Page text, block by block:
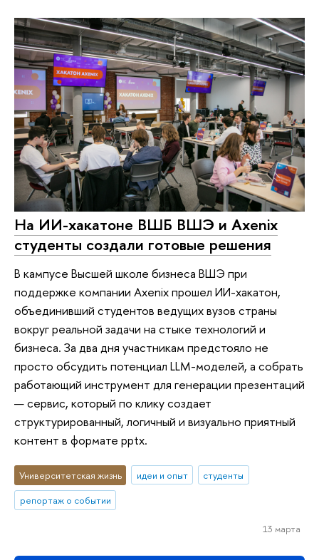
На ИИ-хакатоне ВШБ ВШЭ и Axenix
студенты создали готовые решения
В кампусе Высшей школе бизнеса ВШЭ при
поддержке компании Axenix прошел ИИ-хакатон,
объединивший студентов ведущих вузов страны
вокруг реальной задачи на стыке технологий и
бизнеса. За два дня участникам предстояло не
просто обсудить потенциал LLM-моделей, а собрать
работающий инструмент для генерации презентаций
— сервис, который по клику создает
структурированный, логичный и визуально приятный
контент в формате pptx.
Университетская жизнь идеи и опыт
студенты
репортаж о событии
13 марта